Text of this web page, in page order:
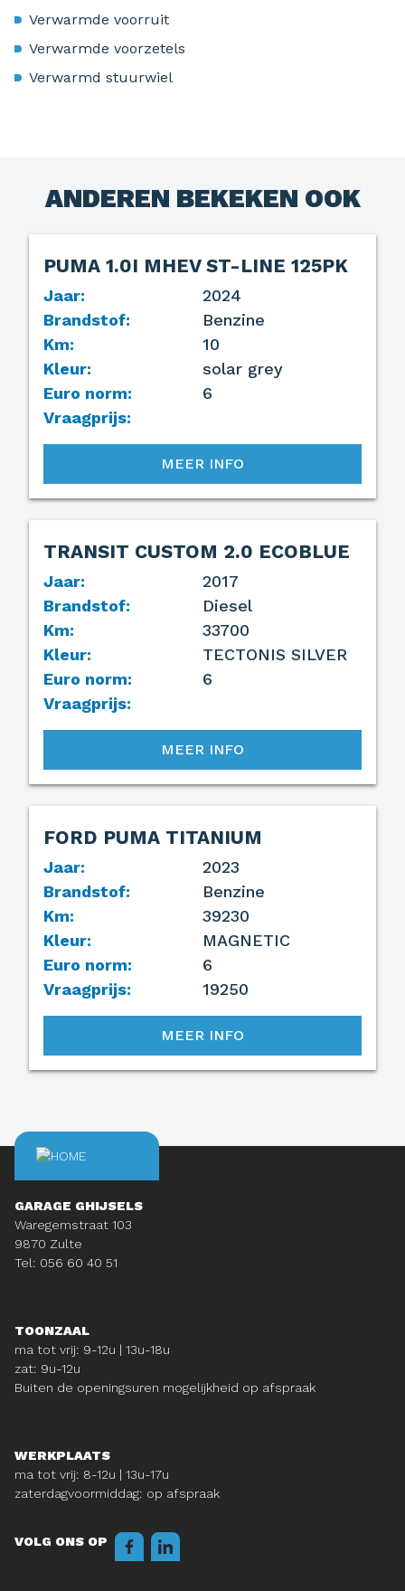
Verwarmde voorruit
Verwarmde voorzetels
Verwarmd stuurwiel
ANDEREN BEKEKEN OOK
PUMA 1.0I MHEV ST-LINE 125PK
Jaar:
2024
Brandstof:
Benzine
Km:
10
Kleur:
solar grey
Euro norm:
6
Vraagprijs:
MEER INFO
TRANSIT CUSTOM 2.0 ECOBLUE
Jaar:
2017
Brandstof:
Diesel
Km:
33700
Kleur:
TECTONIS SILVER
Euro norm:
6
Vraagprijs:
MEER INFO
FORD PUMA TITANIUM
Jaar:
2023
Brandstof:
Benzine
Km:
39230
Kleur:
MAGNETIC
Euro norm:
6
Vraagprijs:
19250
MEER INFO
GARAGE GHIJSELS
Waregemstraat 103
9870 Zulte
Tel: 056 60 40 51
TOONZAAL
ma tot vrij: 9-12u | 13u-18u
zat: 9u-12u
Buiten de openingsuren mogelijkheid op afspraak
WERKPLAATS
ma tot vrij: 8-12u | 13u-17u
zaterdagvoormiddag: op afspraak
VOLG ONS OP